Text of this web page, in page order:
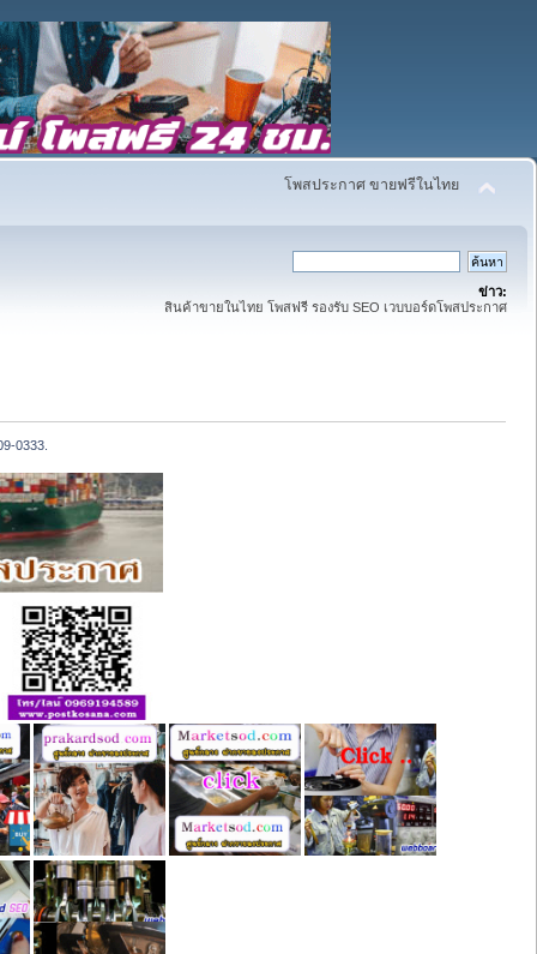
โพสประกาศ ขายฟรีในไทย
ข่าว:
สินค้าขายในไทย โพสฟรี รองรับ SEO เวบบอร์ดโพสประกาศ
0333.